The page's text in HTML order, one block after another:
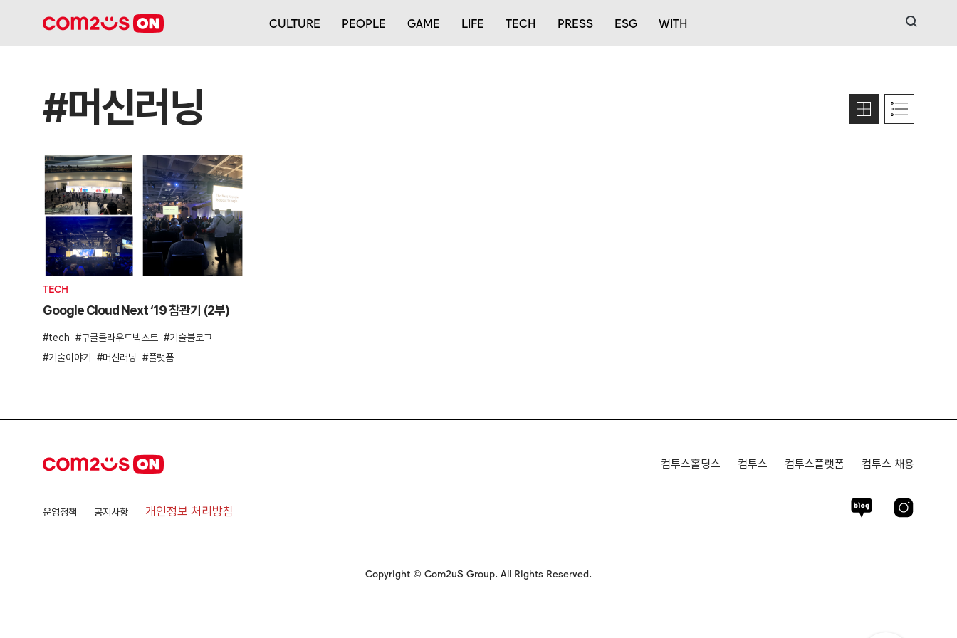
CULTURE PEOPLE GAME LIFE TECH PRESS ESG WITH 검색
#머신러닝
TECH
Google Cloud Next ‘19 참관기 (2부)
tech 구글클라우드넥스트
기술블로그
기술이야기
머신러닝 플랫폼
운영정책 공지사항 개인정보 처리방침
컴투스홀딩스 컴투스 컴투스플랫폼 컴투스 채용
Copyright © Com2uS Group. All Rights Reserved.